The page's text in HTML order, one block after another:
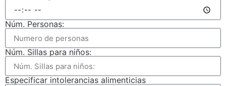
Núm. Personas:
Núm. Sillas para niños:
Especificar intolerancias alimenticias